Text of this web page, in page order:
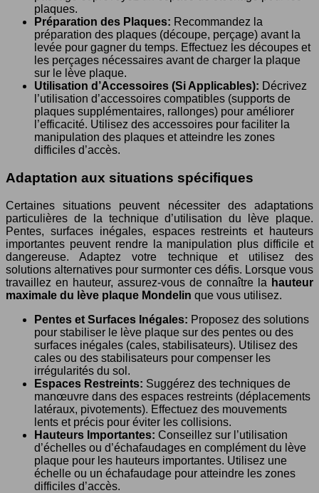
plaques.
Préparation des Plaques: Recommandez la
préparation des plaques (découpe, perçage) avant la
levée pour gagner du temps. Effectuez les découpes et
les perçages nécessaires avant de charger la plaque
sur le lève plaque.
Utilisation d’Accessoires (Si Applicables): Décrivez
l’utilisation d’accessoires compatibles (supports de
plaques supplémentaires, rallonges) pour améliorer
l’efficacité. Utilisez des accessoires pour faciliter la
manipulation des plaques et atteindre les zones
difficiles d’accès.
Adaptation aux situations spécifiques
Certaines situations peuvent nécessiter des adaptations
particulières de la technique d’utilisation du lève plaque.
Pentes, surfaces inégales, espaces restreints et hauteurs
importantes peuvent rendre la manipulation plus difficile et
dangereuse. Adaptez votre technique et utilisez des
solutions alternatives pour surmonter ces défis. Lorsque vous
travaillez en hauteur, assurez-vous de connaître la hauteur
maximale du lève plaque Mondelin que vous utilisez.
Pentes et Surfaces Inégales: Proposez des solutions
pour stabiliser le lève plaque sur des pentes ou des
surfaces inégales (cales, stabilisateurs). Utilisez des
cales ou des stabilisateurs pour compenser les
irrégularités du sol.
Espaces Restreints: Suggérez des techniques de
manœuvre dans des espaces restreints (déplacements
latéraux, pivotements). Effectuez des mouvements
lents et précis pour éviter les collisions.
Hauteurs Importantes: Conseillez sur l’utilisation
d’échelles ou d’échafaudages en complément du lève
plaque pour les hauteurs importantes. Utilisez une
échelle ou un échafaudage pour atteindre les zones
difficiles d’accès.